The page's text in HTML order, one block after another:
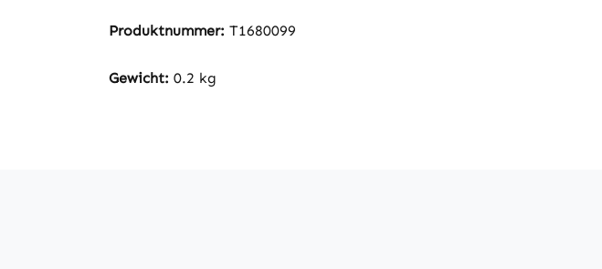
Produktnummer: T1680099
Gewicht: 0.2 kg